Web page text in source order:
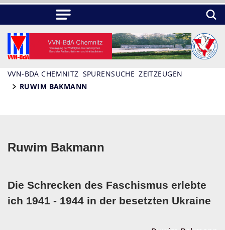
VVN-BDA CHEMNITZ SPURENSUCHE ZEITZEUGEN
RUWIM BAKMANN
Ruwim Bakmann
Die Schrecken des Faschismus erlebte
ich 1941 - 1944 in der besetzten Ukraine